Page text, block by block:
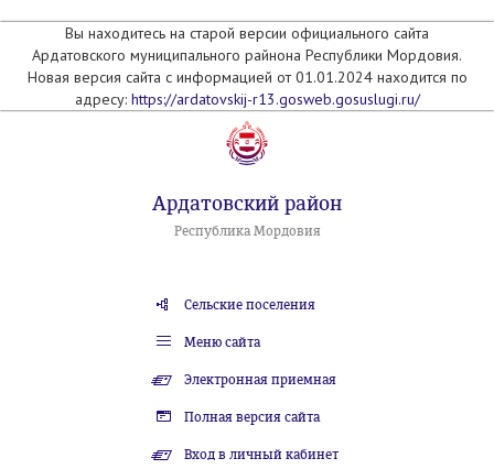
Вы находитесь на старой версии официального сайта
Ардатовского муниципального райнона Республики Мордовия.
Новая версия сайта с информацией от 01.01.2024 находится по
адресу: https://ardatovskij-r13.gosweb.gosuslugi.ru/
Ардатовский район
Республика Мордовия
Сельские поселения
Меню сайта
Электронная приемная
Полная версия сайта
Вход в личный кабинет